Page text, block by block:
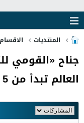
المنتديات
جناح «القومي
العالم تبدأ من 5 دراهم